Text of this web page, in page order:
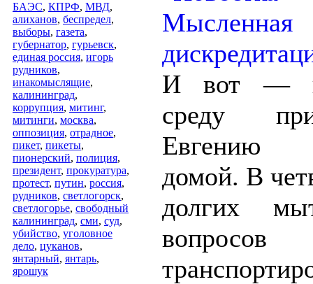
БАЭС, КПРФ, МВД,
алиханов, беспредел,
выборы, газета,
губернатор, гурьевск,
единая россия, игорь
рудников,
инакомыслящие,
калининград,
коррупция, митинг,
митинги, москва,
оппозиция, отрадное,
пикет, пикеты,
пионерский, полиция,
президент, прокуратура,
протест, путин, россия,
рудников, светлогорск,
светлогорье, свободный
калининград, сми, суд,
убийство, уголовное
дело, цуканов,
янтарный, янтарь,
ярошук
И вот —
среду
Евгению
домой. В
долгих